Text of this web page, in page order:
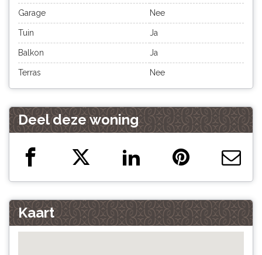
Garage Nee
Tuin Ja
Balkon Ja
Terras Nee
Deel deze woning
Kaart